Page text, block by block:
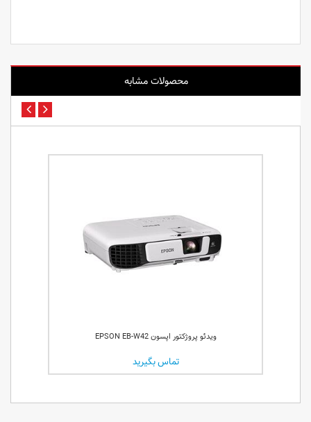
محصولات مشابه
ویدئو پروژکتور اپسون EPSON EB-W42
تماس بگیرید